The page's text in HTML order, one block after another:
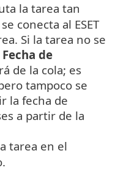
la tarea tan
conecta al ESET
Si la tarea no se
Fecha de
de la cola; es
tampoco se
la fecha de
a partir de la
tarea en el